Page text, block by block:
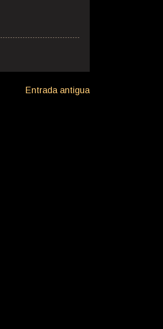
Entrada antigua